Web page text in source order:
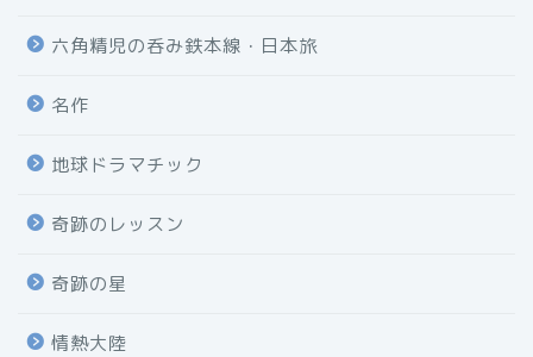
六角精児の呑み鉄本線・日本旅
名作
地球ドラマチック
奇跡のレッスン
奇跡の星
情熱大陸